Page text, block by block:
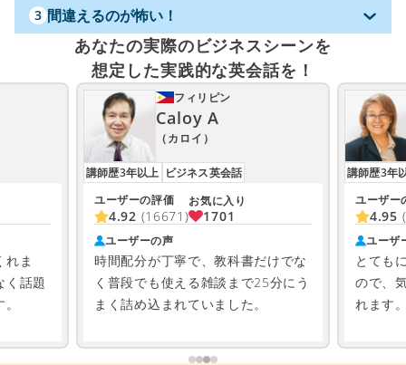
3 間違えるのが怖い！
あなたの実際のビジネスシーンを
想定した実践的な英会話を！
れま
く話題
フィリピン
Caloy A
（カロイ）
講師歴3年以上 ビジネス英会話
ユーザーの評価
4.92 (16671)
お気に入り
1701
ユーザーの声
時間配分が丁寧で、教科書だけでな
く普段でも使える雑談まで25分にう
まく詰め込まれていました。
講師歴3年
ユーザー
4.95
ユーザ
とても
ので、
れます